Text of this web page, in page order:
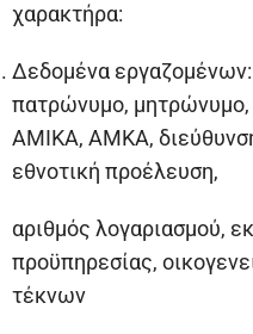
χαρακτήρα:
Δεδομένα
πατρώνυμο,
ΑΜΙΚΑ, ΑΜΚΑ,
εθνοτική προέλευση,
αριθμός λογαριασμού,
προϋπηρεσίας,
τέκνων